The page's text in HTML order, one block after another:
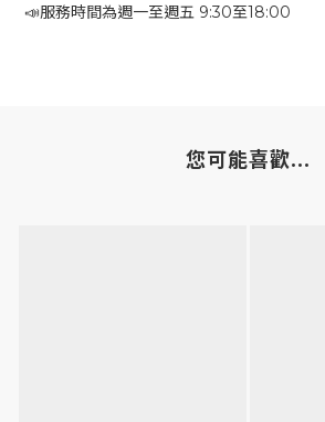
📣服務時間為週一至週五 9:30至18:00
您可能喜歡...